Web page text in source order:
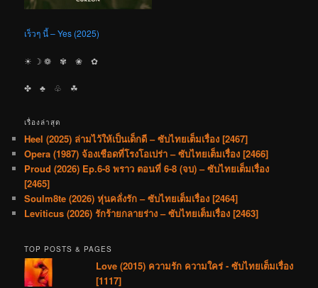
เร็วๆ นี้ – Yes (2025)
☀︎ ☽ ❁ ✾ ❀ ✿
✤ ♣︎ ♧ ☘︎
เรื่องล่าสุด
Heel (2025) ล่ามไว้ให้เป็นเด็กดี – ซับไทยเต็มเรื่อง [2467]
Opera (1987) จ้องเชือดที่โรงโอเปร่า – ซับไทยเต็มเรื่อง [2466]
Proud (2026) Ep.6-8 พราว ตอนที่ 6-8 (จบ) – ซับไทยเต็มเรื่อง
[2465]
Soulm8te (2026) หุ่นคลั่งรัก – ซับไทยเต็มเรื่อง [2464]
Leviticus (2026) รักร้ายกลายร่าง – ซับไทยเต็มเรื่อง [2463]
TOP POSTS & PAGES
Love (2015) ความรัก ความใคร่ - ซับไทยเต็มเรื่อง
[1117]